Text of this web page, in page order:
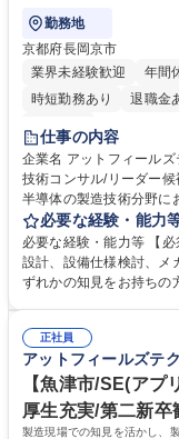
勤務地
京都府長岡京市
業界未経験歓迎
年間
時短勤務あり
退職金
服装自由
仕事の内容
企業名 アットフィールズテクノロジ
技術コンサル/リーダー候補】
半導体の製造技術分野に
ングサービスを行う当社
備製作、工場導入、立上
【業務詳細】■プロジェ
門技術】■設備仕様検討
実
必要な経験・能力
必要な経験・能力等 【
設計、設備仕様検討、メ
ずれかの知見をお持ちの方 ●リ
軟性と熱意を持って、相
とに面白みを感じている方 学歴・資格 学歴：大学院 大学 高専 語
資格：
正社員
アットフィールズテ
【魚津市/SE(アプ
厚生充実/第二新
製造現場での知見を活かし、